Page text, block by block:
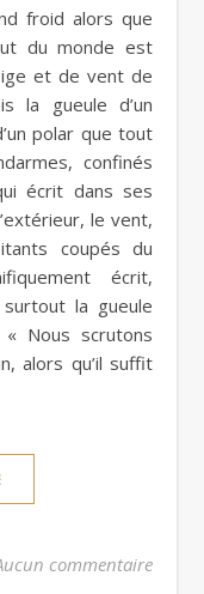
du monde est
et de vent de
la gueule d’un
polar que tout
confinés
écrit dans ses
le vent,
coupés du
écrit,
la gueule
« Nous scrutons
alors qu’il suffit
commentaire